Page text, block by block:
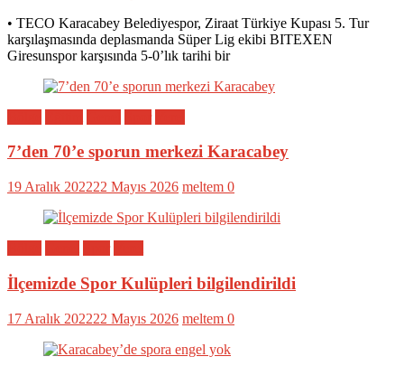
• TECO Karacabey Belediyespor, Ziraat Türkiye Kupası 5. Tur
karşılaşmasında deplasmanda Süper Lig ekibi BITEXEN
Giresunspor karşısında 5-0’lık tarihi bir
7’den 70’e sporun merkezi Karacabey
19 Aralık 202222 Mayıs 2026 meltem 0
İlçemizde Spor Kulüpleri bilgilendirildi
17 Aralık 202222 Mayıs 2026 meltem 0